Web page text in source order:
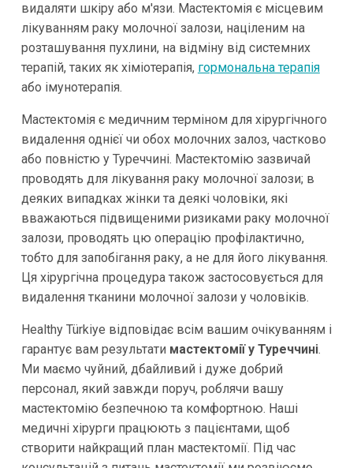
видаляти шкіру або м'язи. Мастектомія є місцевим
лікуванням раку молочної залози, націленим на
розташування пухлини, на відміну від системних
терапій, таких як хіміотерапія, гормональна терапія
або імунотерапія.
Мастектомія є медичним терміном для хірургічного
видалення однієї чи обох молочних залоз, частково
або повністю у Туреччині. Мастектомію зазвичай
проводять для лікування раку молочної залози; в
деяких випадках жінки та деякі чоловіки, які
вважаються підвищеними ризиками раку молочної
залози, проводять цю операцію профілактично,
тобто для запобігання раку, а не для його лікування.
Ця хірургічна процедура також застосовується для
видалення тканини молочної залози у чоловіків.
Healthy Türkiye відповідає всім вашим очікуванням і
гарантує вам результати мастектомії у Туреччині.
Ми маємо чуйний, дбайливий і дуже добрий
персонал, який завжди поруч, роблячи вашу
мастектомію безпечною та комфортною. Наші
медичні хірурги працюють з пацієнтами, щоб
створити найкращий план мастектомії. Під час